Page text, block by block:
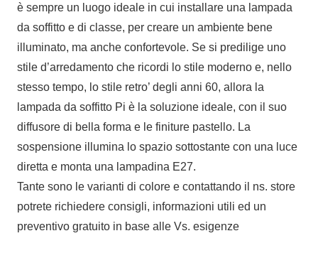
è sempre un luogo ideale in cui installare una lampada
da soffitto e di classe, per creare un ambiente bene
illuminato, ma anche confortevole. Se si predilige uno
stile d’arredamento che ricordi lo stile moderno e, nello
stesso tempo, lo stile retro’ degli anni 60, allora la
lampada da soffitto Pi è la soluzione ideale, con il suo
diffusore di bella forma e le finiture pastello. La
sospensione illumina lo spazio sottostante con una luce
diretta e monta una lampadina E27.
Tante sono le varianti di colore e contattando il ns. store
potrete richiedere consigli, informazioni utili ed un
preventivo gratuito in base alle Vs. esigenze